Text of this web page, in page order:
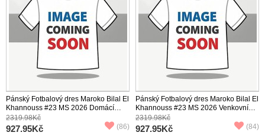
Pánský Fotbalový dres Maroko Bilal El
Khannouss #23 MS 2026 Domácí
Krátký Rukáv
2319.98Kč
927.95Kč (86)
Pánský Fotbalový dres Maroko Bilal El
Khannouss #23 MS 2026 Venkovní
Krátký Rukáv
2319.98Kč
927.95Kč (84)